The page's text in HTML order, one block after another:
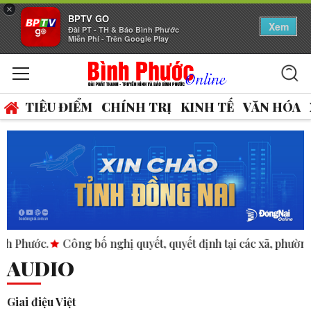
×
BPTV GO
Đài PT - TH & Báo Bình Phước
Miễn Phí - Trên Google Play
Xem
TIÊU ĐIỂM CHÍNH TRỊ KINH TẾ VĂN HÓA
Công bố nghị quyết, quyết định tại các xã, phường.
AUDIO
Giai điệu Việt